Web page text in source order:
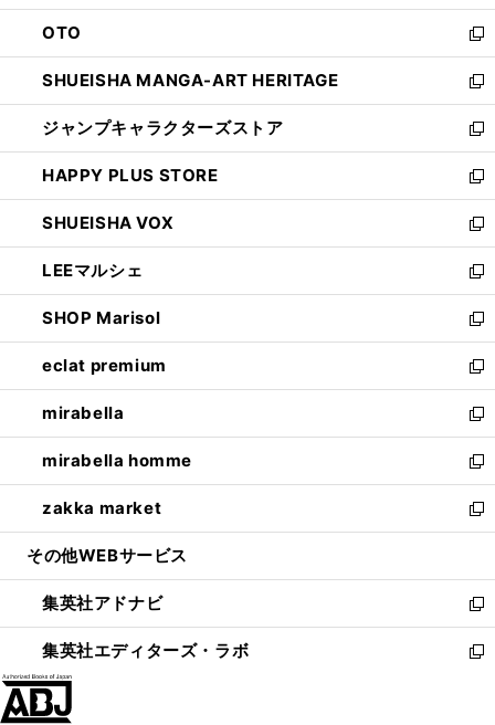
ウ
で
開
く
ン
ド
ウ
で
開
く
OTO
新
し
い
ウ
ィ
ン
ド
ウ
で
開
く
SHUEISHA MANGA-ART HERITAGE
新
し
い
ウ
ィ
ン
ド
ウ
で
開
く
ジャンプキャラクターズストア
新
し
い
ウ
ィ
ン
ド
ウ
で
開
く
HAPPY PLUS STORE
新
し
い
ウ
ィ
ン
ド
ウ
で
開
く
SHUEISHA VOX
新
し
い
ウ
ィ
ン
ド
ウ
で
開
く
LEEマルシェ
新
し
い
ウ
ィ
ン
ド
ウ
で
開
く
SHOP Marisol
新
し
い
ウ
ィ
ン
ド
ウ
で
開
eclat premium
新
し
い
ウ
ィ
ン
ド
ウ
開
く
mirabella
新
し
い
ウ
ィ
ン
ウ
で
開
く
mirabella homme
新
し
い
ウ
ン
ド
ウ
で
zakka market
新
し
ウ
ィ
ン
ド
その他WEBサービス
集英社アドナビ
新
し
い
集英社エディターズ・ラボ
新